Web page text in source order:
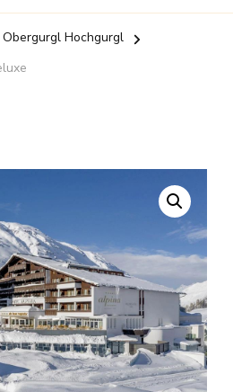
Obergurgl Hochgurgl